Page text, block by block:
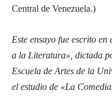
Central de Venezuela.)
Este ensayo fue escrito
a la Literatura», dictada
Escuela de Artes de la
el estudio de «La